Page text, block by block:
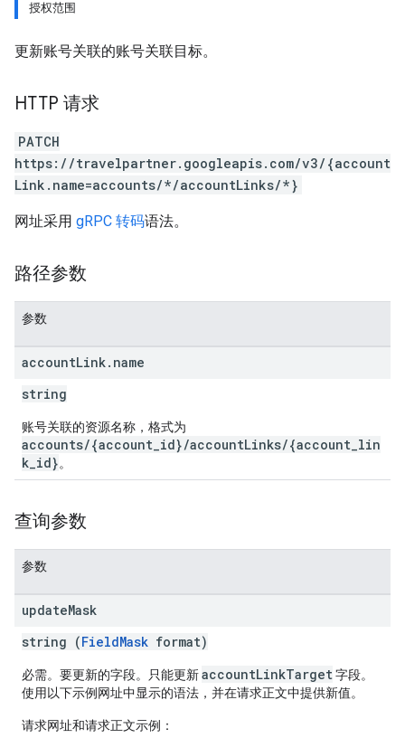
授权范围
更新账号关联的账号关联目标。
HTTP 请求
PATCH
https://travelpartner.googleapis.com/v3/{account
Link.name=accounts/*/accountLinks/*}
网址采用 gRPC 转码语法。
路径参数
参数
accountLink. name
string
账号关联的资源名称，格式为
accounts/{account_id}/accountLinks/{account_lin
k_id}。
查询参数
参数
updateMask
string (FieldMask format)
必需。要更新的字段。只能更新accountLinkTarget字段。
使用以下示例网址中显示的语法，并在请求正文中提供新值。
请求网址和请求正文示例：